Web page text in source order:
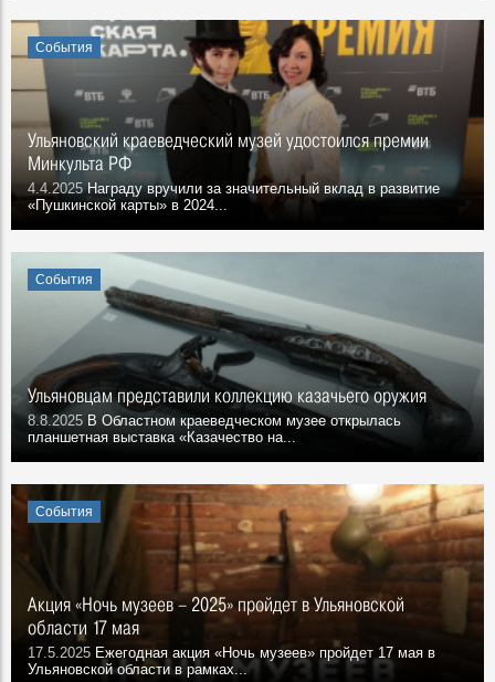
События
Ульяновский краеведческий музей удостоился премии
Минкульта РФ
4.4.2025Награду вручили за значительный вклад в развитие
«Пушкинской карты» в 2024...
События
Ульяновцам представили коллекцию казачьего оружия
8.8.2025 В Областном краеведческом музее открылась
планшетная выставка «Казачество на...
События
Акция «Ночь музеев – 2025» пройдет в Ульяновской
области 17 мая
17.5.2025 Ежегодная акция «Ночь музеев» пройдет 17 мая в
Ульяновской области в рамках...